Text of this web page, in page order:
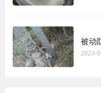
被动
2023-